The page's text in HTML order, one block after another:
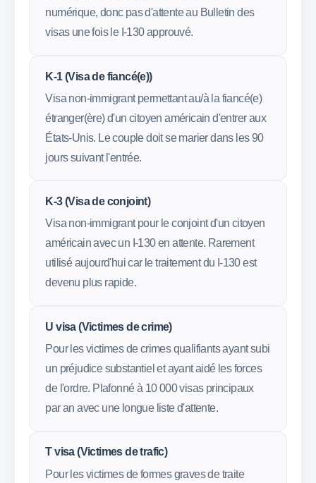
numérique, donc pas d'attente au Bulletin des
visas une fois le I-130 approuvé.
K-1 (Visa de fiancé(e))
Visa non-immigrant permettant au/à la fiancé(e)
étranger(ère) d'un citoyen américain d'entrer aux
États-Unis. Le couple doit se marier dans les 90
jours suivant l'entrée.
K-3 (Visa de conjoint)
Visa non-immigrant pour le conjoint d'un citoyen
américain avec un I-130 en attente. Rarement
utilisé aujourd'hui car le traitement du I-130 est
devenu plus rapide.
U visa (Victimes de crime)
Pour les victimes de crimes qualifiants ayant subi
un préjudice substantiel et ayant aidé les forces
de l'ordre. Plafonné à 10 000 visas principaux
par an avec une longue liste d'attente.
T visa (Victimes de trafic)
Pour les victimes de formes graves de traite